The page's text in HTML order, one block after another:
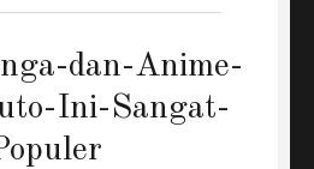
dan-Anime-
Ini-Sangat-